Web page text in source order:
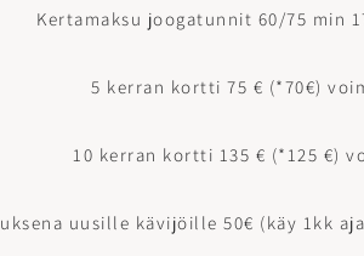
Kertamaksu joogatunnit 60/75 min
5 kerran kortti 75 € (*70€)
10 kerran kortti 135 € (*125 €)
uusille kävijöille 50€ (käy 1kk